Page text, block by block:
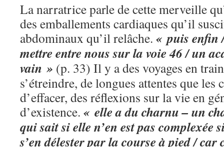
La narratrice parle de cette merveille
des emballements cardiaques qu’il
abdominaux qu’il relâche. « puis enfin
mettre entre nous sur la voie 46 / un
vain » (p. 33) Il y a des voyages en
s’étreindre, de longues attentes que les
d’effacer, des réflexions sur la vie en
d’existence. « elle a du charnu – un
qui sait si elle n’en est pas complexée
s’en délester par la course à pied / car